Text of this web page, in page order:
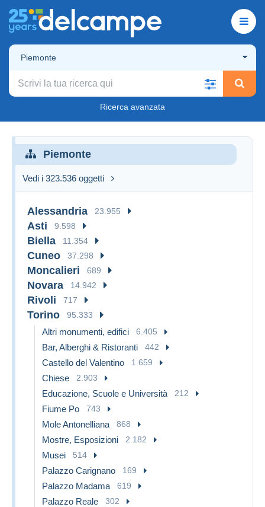
Piemonte
Ricerca avanzata
Piemonte
Vedi i 323.536 oggetti
Alessandria 23.955
Asti 9.598
Biella 11.354
Cuneo 37.298
Moncalieri 689
Novara 14.942
Rivoli 717
Torino 95.333
Altri monumenti, edifici 6.405
Bar, Alberghi & Ristoranti 442
Castello del Valentino 1.659
Chiese 2.903
Educazione, Scuole e Università 212
Fiume Po 743
Mole Antonelliana 868
Mostre, Esposizioni 2.182
Musei 514
Palazzo Carignano 169
Palazzo Madama 619
Palazzo Reale 302